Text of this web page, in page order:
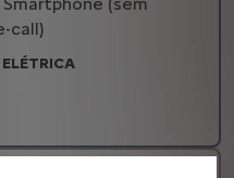
call)